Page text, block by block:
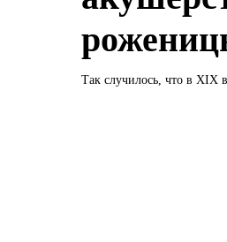
Так случилось, что в XIX